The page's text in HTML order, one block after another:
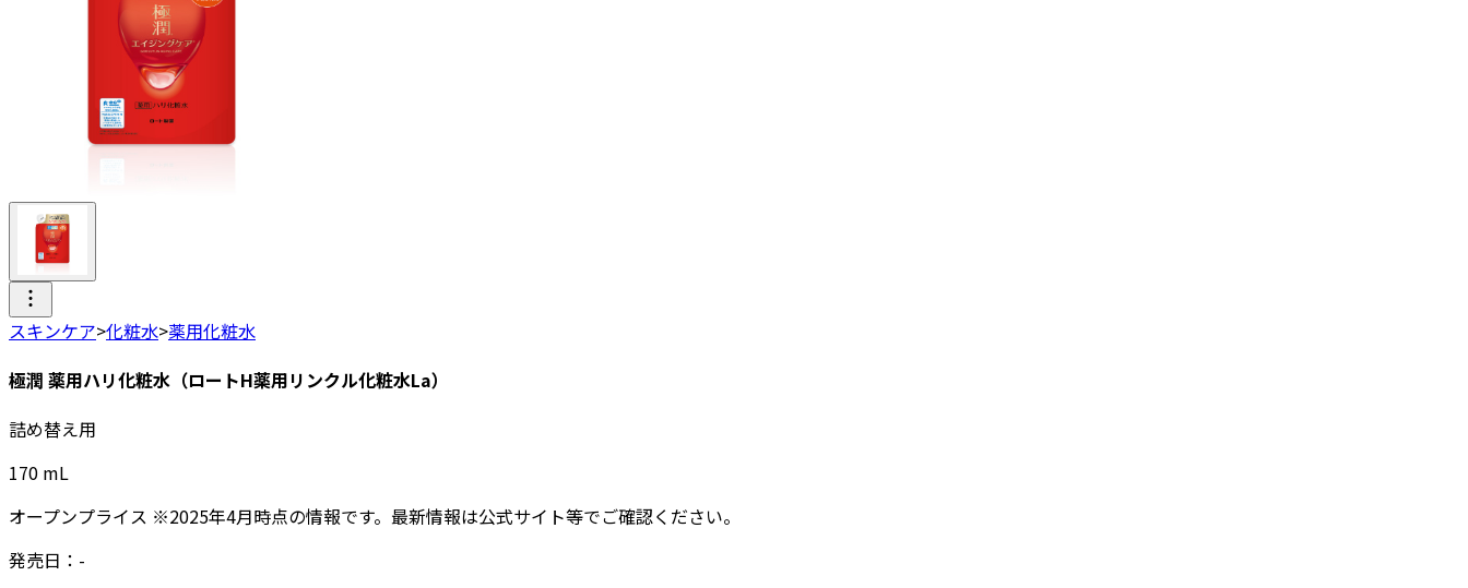
スキンケア>化粧水>薬用化粧水
極潤 薬用ハリ化粧水（ロートH薬用リンクル化粧水La）
詰め替え用
170 mL
オープンプライス ※2025年4月時点の情報です。最新情報は公式サイト等でご確認ください。
発売日： -